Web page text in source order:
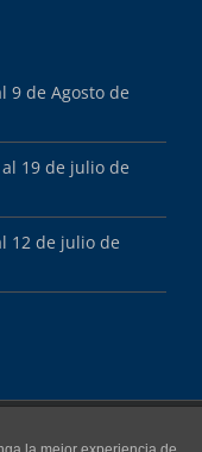
9 de Agosto de
19 de julio de
12 de julio de